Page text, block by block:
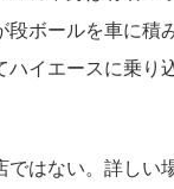
段ボールを車に積
ハイエースに乗り
ではない。詳しい